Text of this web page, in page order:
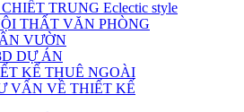
TRUNG Eclectic style
THẤT VĂN PHÒNG
VƯỜN
DỰ ÁN
KẾ THUÊ NGOÀI
VẤN VỀ THIẾT KẾ